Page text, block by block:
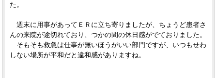
た。
週末に用事があってＥＲに立ち寄りましたが、ちょうど患者さ
んの来院が途切れており、つかの間の休日感がでておりました。
そもそも救急は仕事が無いほうがいい部門ですが、いつもせわ
しない場所が平和だと違和感がありますね。